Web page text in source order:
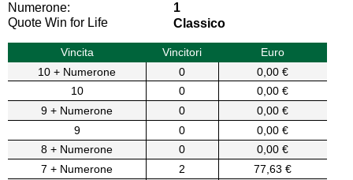
Numerone:
1
Quote Win for Life
Classico
Vincita Vincitori
Euro
10 + Numerone
0
0,00 €
10
0
0,00 €
9 + Numerone
0
0,00 €
9
0
0,00 €
8 + Numerone
0
0,00 €
7 + Numerone
2
77,63 €